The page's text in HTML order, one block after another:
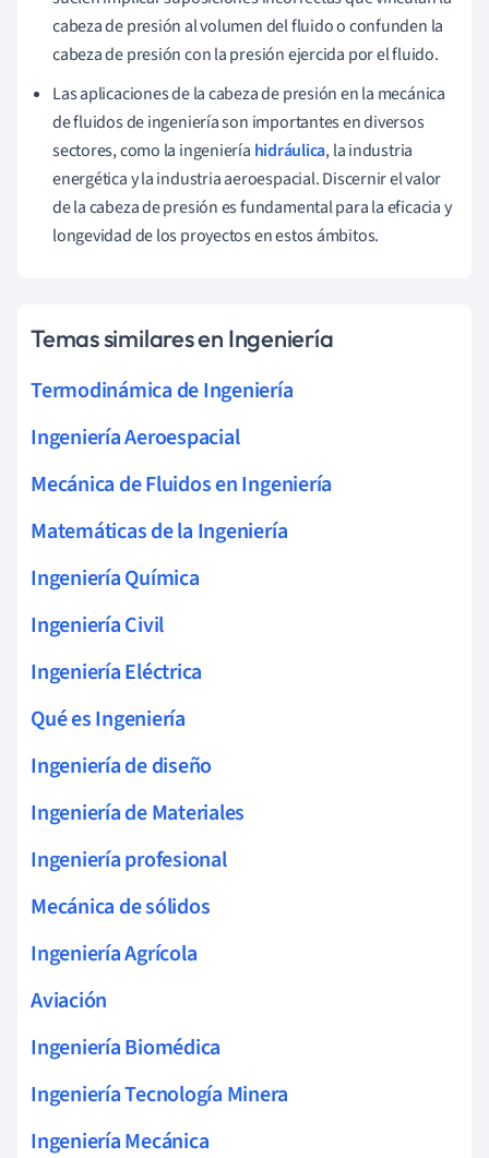
cabeza de presión al volumen del fluido o confunden la
cabeza de presión con la presión ejercida por el fluido.
Las aplicaciones de la cabeza de presión en la mecánica
de fluidos de ingeniería son importantes en diversos
sectores, como la ingeniería hidráulica, la industria
energética y la industria aeroespacial. Discernir el valor
de la cabeza de presión es fundamental para la eficacia y
longevidad de los proyectos en estos ámbitos.
Temas similares en Ingeniería
Termodinámica de Ingeniería
Ingeniería Aeroespacial
Mecánica de Fluidos en Ingeniería
Matemáticas de la Ingeniería
Ingeniería Química
Ingeniería Civil
Ingeniería Eléctrica
Qué es Ingeniería
Ingeniería de diseño
Ingeniería de Materiales
Ingeniería profesional
Mecánica de sólidos
Ingeniería Agrícola
Aviación
Ingeniería Biomédica
Ingeniería Tecnología Minera
Ingeniería Mecánica